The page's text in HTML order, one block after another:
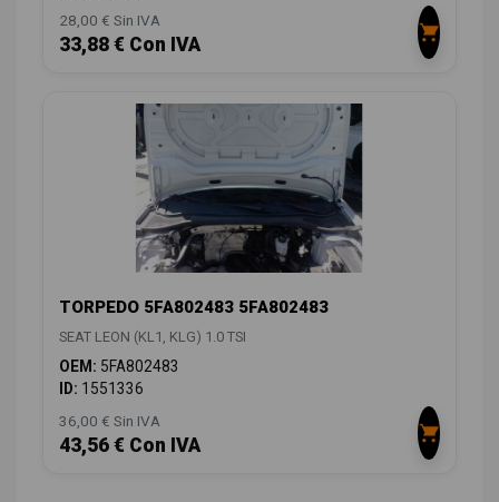
28,00 € Sin IVA
33,88 € Con IVA
TORPEDO 5FA802483 5FA802483
SEAT LEON (KL1, KLG) 1.0 TSI
OEM: 5FA802483
ID: 1551336
36,00 € Sin IVA
43,56 € Con IVA